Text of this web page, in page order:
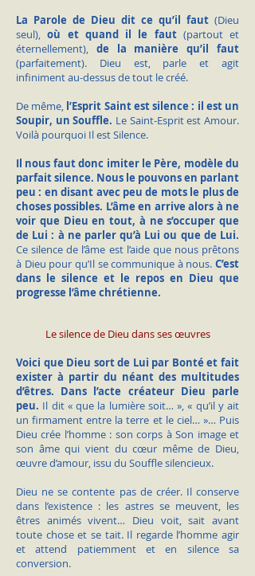
La Parole de Dieu dit ce qu’il faut (Dieu
seul), où et quand il le faut(partout et
éternellement), de la manière qu’il faut
(parfaitement). Dieu est, parle et agit
infiniment au-dessus de tout le créé.
De même, l’Esprit Saint est silence : il est un
Soupir, un Souffle. Le Saint-Esprit est Amour.
Voilà pourquoi Il est Silence.
Il nous faut donc imiter le Père, modèle du
parfait silence. Nous le pouvons en parlant
peu : en disant avec peu de mots le plus de
choses possibles. L’âme en arrive alors à ne
voir que Dieu en tout, à ne s’occuper que
de Lui : à ne parler qu’à Lui ou que de Lui.
Ce silence de l’âme est l’aide que nous prêtons
à Dieu pour qu’Il se communique à nous. C’est
dans le silence et le repos en Dieu que
progresse l’âme chrétienne.
Le silence de Dieu dans ses œuvres
Voici que Dieu sort de Lui par Bonté et fait
exister à partir du néant des multitudes
d’êtres. Dans l’acte créateur Dieu parle
peu. Il dit « que la lumière soit… », « qu’il y ait
un firmament entre la terre et le ciel… »… Puis
Dieu crée l’homme : son corps à Son image et
son âme qui vient du cœur même de Dieu,
œuvre d’amour, issu du Souffle silencieux.
Dieu ne se contente pas de créer. Il conserve
dans l’existence : les astres se meuvent, les
êtres animés vivent… Dieu voit, sait avant
toute chose et se tait. Il regarde l’homme agir
et attend patiemment et en silence sa
conversion.